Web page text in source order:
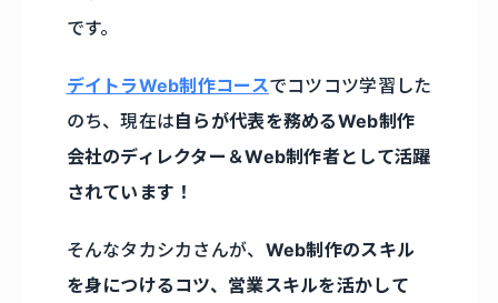
です。
デイトラWeb制作コースでコツコツ学習した
のち、現在は自らが代表を務めるWeb制作
会社のディレクター＆Web制作者として活躍
されています！
そんなタカシカさんが、 Web制作のスキル
を身につけるコツ、営業スキルを活かして